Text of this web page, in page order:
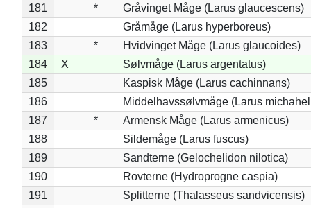
181
*
Gråvinget Måge (Larus glaucescens)
182
Gråmåge (Larus hyperboreus)
183
*
Hvidvinget Måge (Larus glaucoides)
184
X
Sølvmåge (Larus argentatus)
185
Kaspisk Måge (Larus cachinnans)
186
Middelhavssølvmåge (Larus
187
*
Armensk Måge (Larus armenicus)
188
Sildemåge (Larus fuscus)
189
Sandterne (Gelochelidon nilotica)
190
Rovterne (Hydroprogne caspia)
191
Splitterne (Thalasseus sandvicensis)